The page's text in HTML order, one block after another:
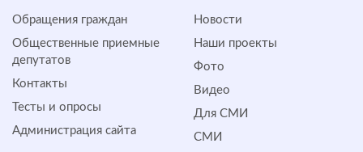
Обращения граждан
Общественные приемные
депутатов
Контакты
Тесты и опросы
Администрация сайта
Новости
Наши проекты
Фото
Видео
Для СМИ
СМИ